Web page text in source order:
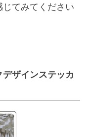
てみてください
デザインステッカ